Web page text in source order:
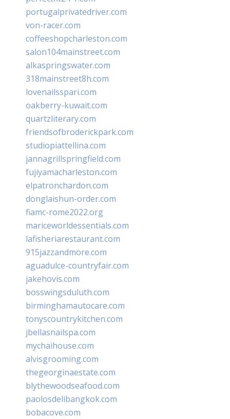
portugalprivatedriver.com
von-racer.com
coffeeshopcharleston.com
salon104mainstreet.com
alkaspringswater.com
318mainstreet8h.com
lovenailsspari.com
oakberry-kuwait.com
quartzliterary.com
friendsofbroderickpark.com
studiopiattellina.com
jannagrillspringfield.com
fujiyamacharleston.com
elpatronchardon.com
donglaishun-order.com
fiamc-rome2022.org
mariceworldessentials.com
lafisheriarestaurant.com
915jazzandmore.com
aguadulce-countryfair.com
jakehovis.com
bosswingsduluth.com
birminghamautocare.com
tonyscountrykitchen.com
jbellasnailspa.com
mychaihouse.com
alvisgrooming.com
thegeorginaestate.com
blythewoodseafood.com
paolosdelibangkok.com
bobacove.com